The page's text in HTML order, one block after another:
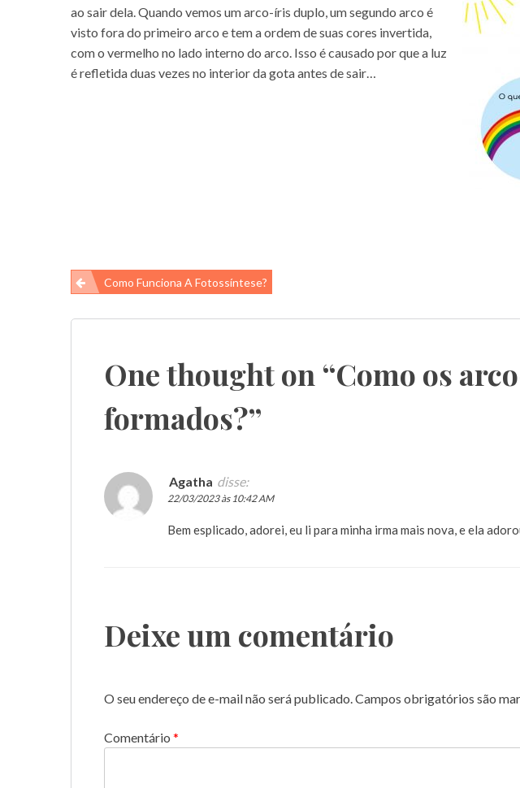
ao sair dela. Quando vemos um arco-íris duplo, um segundo arco é
visto fora do primeiro arco e tem a ordem de suas cores invertida,
com o vermelho no lado interno do arco. Isso é causado por que a luz
é refletida duas vezes no interior da gota antes de sair…
Navegação
de
Como Funciona A Fotossíntese?
One thought on “Como os
formados?”
Agatha disse:
22/03/2023 às 10:42 AM
Bem esplicado, adorei, eu li para minha irma mais nova, e ela
Deixe um comentário
O seu endereço de e-mail não será publicado.Campos obrigatórios são
Comentário *